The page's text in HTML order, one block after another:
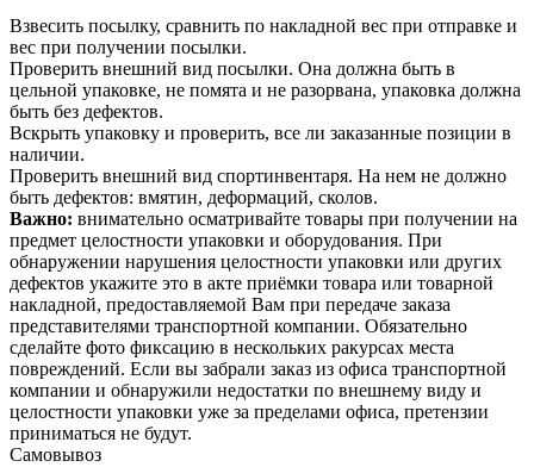
Взвесить посылку, сравнить по накладной вес при отправке и
вес при получении посылки.
Проверить внешний вид посылки. Она должна быть в
цельной упаковке, не помята и не разорвана, упаковка должна
быть без дефектов.
Вскрыть упаковку и проверить, все ли заказанные позиции в
наличии.
Проверить внешний вид спортинвентаря. На нем не должно
быть дефектов: вмятин, деформаций, сколов.
Важно: внимательно осматривайте товары при получении на
предмет целостности упаковки и оборудования. При
обнаружении нарушения целостности упаковки или других
дефектов укажите это в акте приёмки товара или товарной
накладной, предоставляемой Вам при передаче заказа
представителями транспортной компании. Обязательно
сделайте фото фиксацию в нескольких ракурсах места
повреждений. Если вы забрали заказ из офиса транспортной
компании и обнаружили недостатки по внешнему виду и
целостности упаковки уже за пределами офиса, претензии
приниматься не будут.
Самовывоз